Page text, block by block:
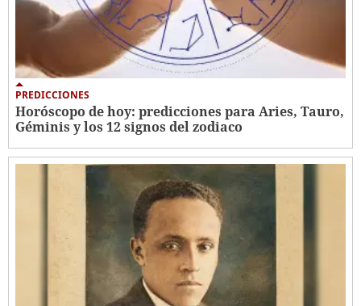
PREDICCIONES
Horóscopo de hoy: predicciones para Aries, Tauro,
Géminis y los 12 signos del zodiaco